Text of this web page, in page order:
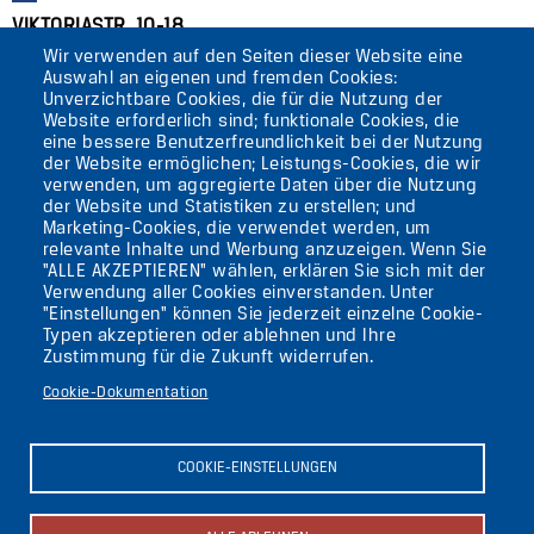
Wir verwenden auf den Seiten dieser Website eine
Auswahl an eigenen und fremden Cookies:
Unverzichtbare Cookies, die für die Nutzung der
Website erforderlich sind; funktionale Cookies, die
eine bessere Benutzerfreundlichkeit bei der Nutzung
der Website ermöglichen; Leistungs-Cookies, die wir
verwenden, um aggregierte Daten über die Nutzung
der Website und Statistiken zu erstellen; und
Marketing-Cookies, die verwendet werden, um
relevante Inhalte und Werbung anzuzeigen. Wenn Sie
"ALLE AKZEPTIEREN" wählen, erklären Sie sich mit der
Verwendung aller Cookies einverstanden. Unter
"Einstellungen" können Sie jederzeit einzelne Cookie-
Typen akzeptieren oder ablehnen und Ihre
Zustimmung für die Zukunft widerrufen.
Cookie-Dokumentation
COOKIE-EINSTELLUNGEN
VIKTORIASTR. 10-18
12105 BERLIN
TEMPELHOF
AKTUELLES
KONTAKT
DIE UFAFABRIK
BERLIN
Suche
Secondary
menu
(GERMAN)